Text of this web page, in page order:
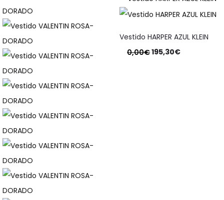
Vestido HARPER AZUL KLEIN
0,00€195,30€